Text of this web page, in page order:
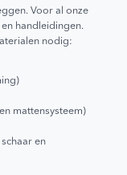
Voor al onze
handleidingen.
nodig:
mattensysteem)
en